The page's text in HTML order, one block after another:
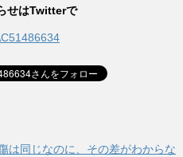
せはTwitterで
は同じなのに、その差がわからな